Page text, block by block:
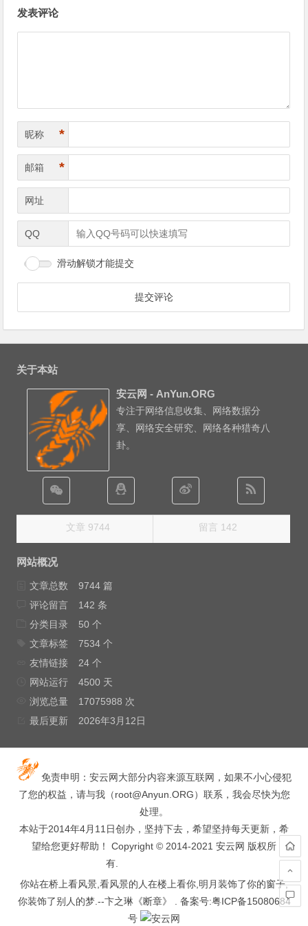
发表评论
昵称 *
邮箱 *
网址
QQ
滑动解锁才能提交
关于本站
安云网 - AnYun.ORG
专注于网络信息收集、网络数据分
享、网络安全研究、网络各种猎奇八
卦。
文章 9744 留言 142
网站概况
文章总数
9744 篇
评论留言
142 条
分类目录
50 个
文章标签
7534 个
友情链接
24 个
网站运行
4500 天
浏览总量
17075988 次
最后更新
2026年3月12日
免责申明：安云网大部分内容来源互联网，如果不小心侵犯
了您的权益，请与我（root@Anyun.ORG）联系，我会尽快为您
处理。
本站于2014年4月11日创办，坚持下去，希望坚持每天更新，希
望给您更好帮助！ Copyright © 2014-2021 安云网 版权所
有.
你站在桥上看风景,看风景的人在楼上看你,明月装饰了你的窗子,
你装饰了别人的梦.--卞之琳《断章》 . 备案号:粤ICP备15080684
号